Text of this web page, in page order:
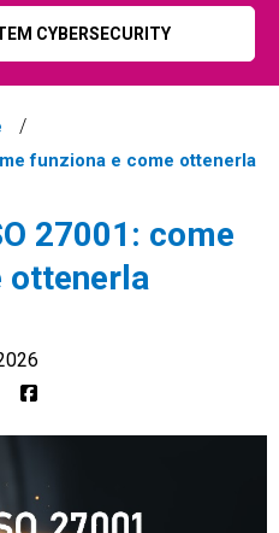
CYBERSECURITY
funziona e come ottenerla
27001: come
ottenerla